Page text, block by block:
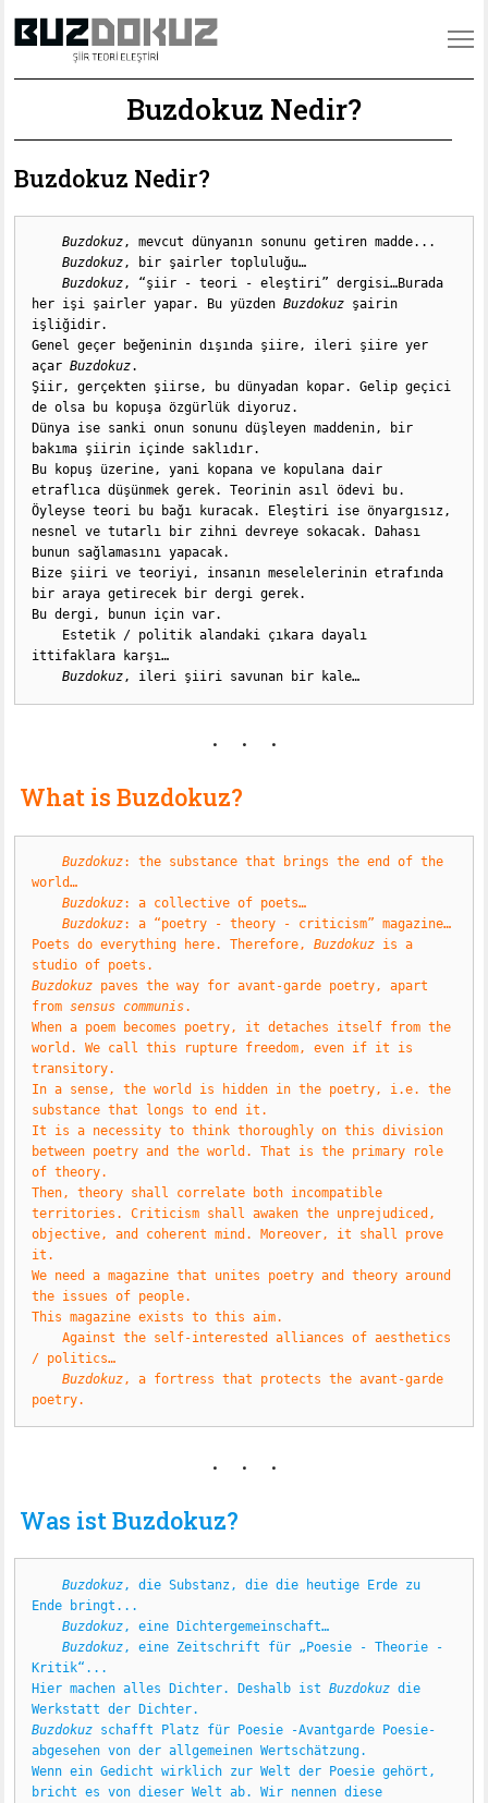
Buzdokuz Nedir?
Buzdokuz Nedir?
Buzdokuz, mevcut dünyanın sonunu getiren madde...
Buzdokuz, bir şairler topluluğu…
Buzdokuz, “şiir - teori - eleştiri” dergisi…Burada
her işi şairler yapar. Bu yüzden Buzdokuz şairin
işliğidir.
Genel geçer beğeninin dışında şiire, ileri şiire yer
açar Buzdokuz.
Şiir, gerçekten şiirse, bu dünyadan kopar. Gelip geçici
de olsa bu kopuşa özgürlük diyoruz.
Dünya ise sanki onun sonunu düşleyen maddenin, bir
bakıma şiirin içinde saklıdır.
Bu kopuş üzerine, yani kopana ve kopulana dair
etraflıca düşünmek gerek. Teorinin asıl ödevi bu.
Öyleyse teori bu bağı kuracak. Eleştiri ise önyargısız,
nesnel ve tutarlı bir zihni devreye sokacak. Dahası
bunun sağlamasını yapacak.
Bize şiiri ve teoriyi, insanın meselelerinin etrafında
bir araya getirecek bir dergi gerek.
Bu dergi, bunun için var.
ittifaklara karşı…
Buzdokuz, ileri şiiri savunan bir kale…
What is Buzdokuz?
Buzdokuz: the substance that brings the end of the
world…
Buzdokuz: a collective of poets…
Buzdokuz: a “poetry - theory - criticism” magazine…
Poets do everything here. Therefore, Buzdokuz is a
studio of poets.
Buzdokuz paves the way for avant-garde poetry, apart
from sensus communis.
When a poem becomes poetry, it detaches itself from the
world. We call this rupture freedom, even if it is
transitory.
In a sense, the world is hidden in the poetry, i.e. the
substance that longs to end it.
It is a necessity to think thoroughly on this division
between poetry and the world. That is the primary role
of theory.
Then, theory shall correlate both incompatible
territories. Criticism shall awaken the unprejudiced,
objective, and coherent mind. Moreover, it shall prove
it.
We need a magazine that unites poetry and theory around
the issues of people.
This magazine exists to this aim.
Against the self-interested alliances of aesthetics
/ politics…
Buzdokuz, a fortress that protects the avant-garde
poetry.
Was ist Buzdokuz?
Buzdokuz, die Substanz, die die heutige Erde zu
Ende bringt...
    Buzdokuz
, eine Dichtergemeinschaft…
    Buzdokuz
, eine Zeitschrift für „Poesie - Theorie -
Kritik“...
Hier machen alles Dichter. Deshalb ist Buzdokuz die
Werkstatt der Dichter.
Buzdokuz schafft Platz für Poesie -Avantgarde Poesie-
abgesehen von der allgemeinen Wertschätzung.
Wenn ein Gedicht wirklich zur Welt der Poesie gehört,
bricht es von dieser Welt ab. Wir nennen diese